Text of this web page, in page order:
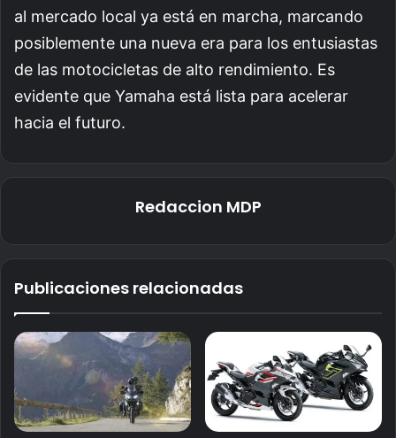
al mercado local ya está en marcha, marcando
posiblemente una nueva era para los entusiastas
de las motocicletas de alto rendimiento. Es
evidente que Yamaha está lista para acelerar
hacia el futuro.
Redaccion MDP
Publicaciones relacionadas